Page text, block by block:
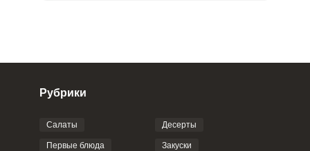
Фото до 4 шт, до 5 mb
Рубрики
Салаты
Первые блюда
Десерты
Закуски